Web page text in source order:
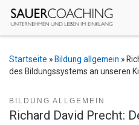
Zum Inhalt springen
Startseite » Bildung allgemein »
des Bildungssystems an unseren
BILDUNG ALLGEMEIN
Richard David Precht: